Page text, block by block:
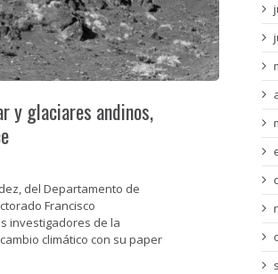
y glaciares andinos,
del Departamento de
Francisco
investigadores de la
climático con su paper